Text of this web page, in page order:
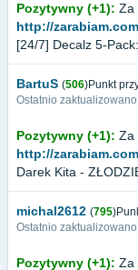
Pozytywny (+1): Za
http://
[24/7] Decalz 5-
BartuS (506)Punkt
Ostatnio
Pozytywny (+1): Za
http://
Darek Kita -
michal2612 (795
Ostatnio
Pozytywny (+1): Za